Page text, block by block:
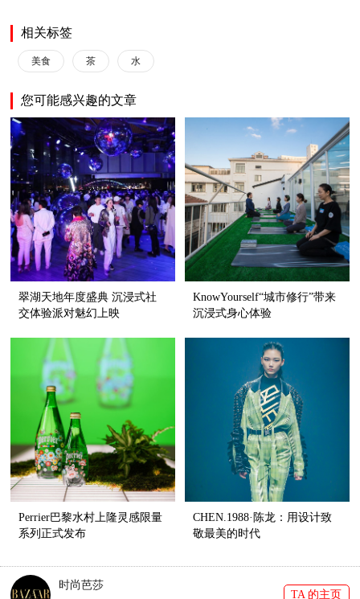
相关标签
美食 茶 水
您可能感兴趣的文章
翠湖天地年度盛典 沉浸式社
交体验派对魅幻上映
KnowYourself“城市修行”带来
沉浸式身心体验
Perrier巴黎水村上隆灵感限量
系列正式发布
CHEN.1988·陈龙：用设计致
敬最美的时代
时尚芭莎
TA 的主页